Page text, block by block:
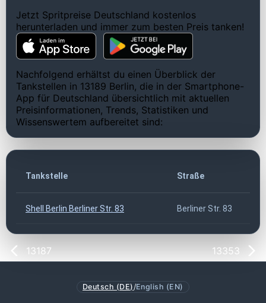
Jetzt Spritpreise Deutschland kostenlos
herunterladen und immer zum besten Preis tanken!
Nachfolgend erhältst du einen Überblick der
Tankstellen in 13189 Berlin, die in der Smartphone-
App für Deutschland übersichtlich mit aktuellen
Preisinformationen, Trends, Statistiken und
Wissenswertem aufbereitet sind:
Tankstelle Straße
Shell Berlin Berliner Str. 83 Berliner Str. 83
13187 13353
Deutsch (DE) /English (EN)